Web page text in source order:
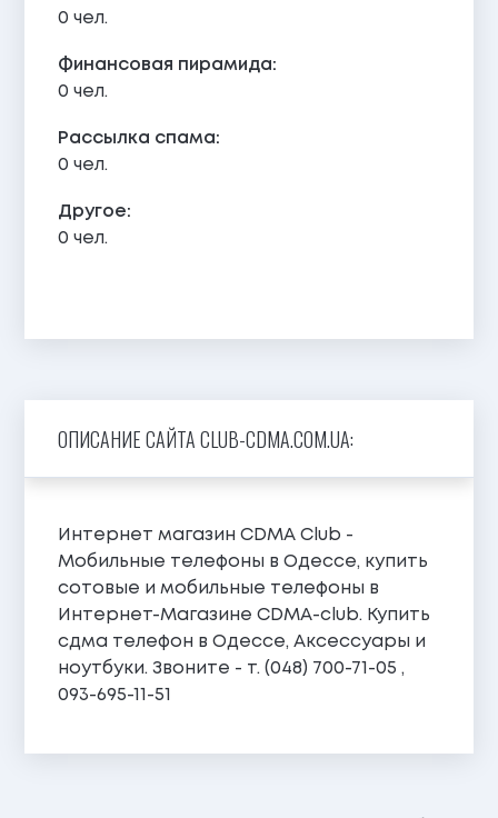
0 чел.
Финансовая пирамида:
0 чел.
Рассылка спама:
0 чел.
Другое:
0 чел.
ОПИСАНИЕ САЙТА CLUB-CDMA.COM.UA:
Интернет магазин CDMA Club -
Мобильные телефоны в Одессе, купить
сотовые и мобильные телефоны в
Интернет-Магазине CDMA-сlub. Купить
сдма телефон в Одессе, Аксессуары и
ноутбуки. Звоните - т. (048) 700-71-05 ,
093-695-11-51